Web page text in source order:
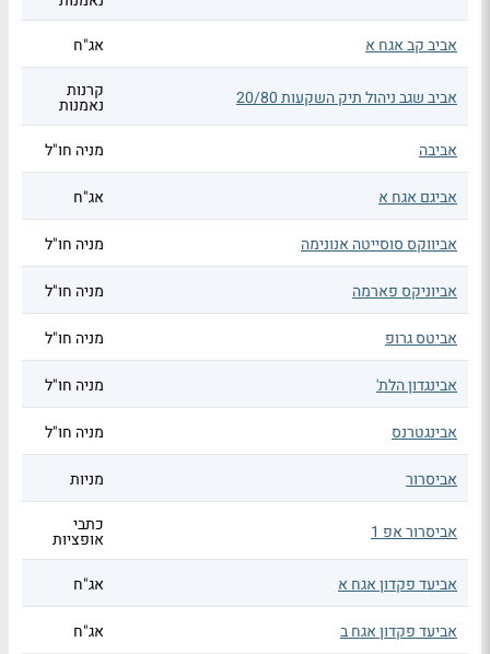
אביב קב אגח א
אג"ח
אביב שגב ניהול תיק השקעות 20/80 קרנות
נאמנות
אביבה
מניה חו"ל
אביגם אגח א אג"ח
אביווקס סוסייטה אנונימה מניה חו"ל
אביוניקס פארמה מניה חו"ל
אביטס גרופ מניה חו"ל
אבינגדון הלת' מניה חו"ל
אבינגטרנס מניה חו"ל
אביסרור מניות
אביסרור אפ 1 כתבי
אופציות
אביעד פקדון אגח א
אג"ח
אביעד פקדון אגח ב אג"ח